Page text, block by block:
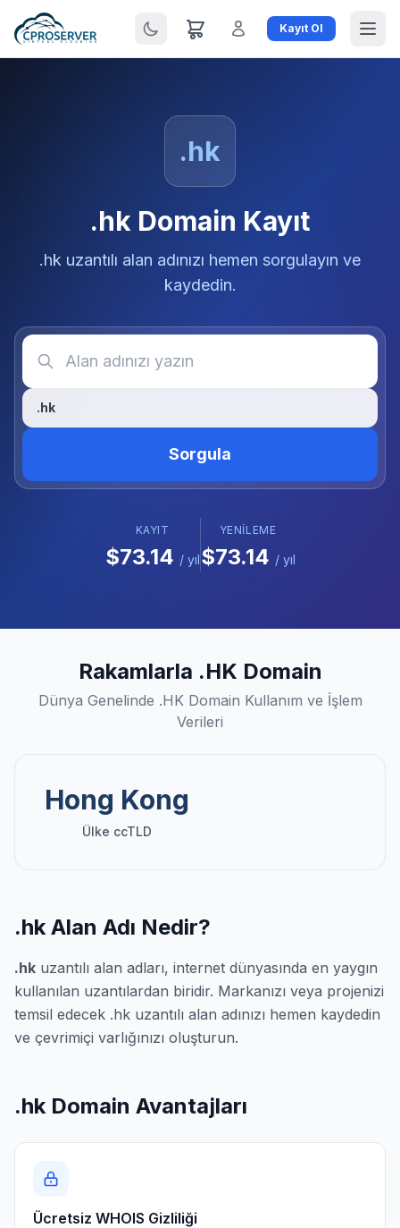
Kayıt Ol
.hk
.hk Domain Kayıt
.hk uzantılı alan adınızı hemen sorgulayın ve
kaydedin.
.hk
Sorgula
KAYIT
$73.14 / yıl
YENILEME
$73.14 / yıl
Rakamlarla .HK Domain
Dünya Genelinde .HK Domain Kullanım ve İşlem
Verileri
Hong Kong
Ülke ccTLD
.hk Alan Adı Nedir?
.hk uzantılı alan adları, internet dünyasında en yaygın
kullanılan uzantılardan biridir. Markanızı veya projenizi
temsil edecek .hk uzantılı alan adınızı hemen kaydedin
ve çevrimiçi varlığınızı oluşturun.
.hk Domain Avantajları
Ücretsiz WHOIS Gizliliği